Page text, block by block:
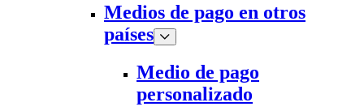
Medios de pago en otros
países
Medio de pago
personalizado